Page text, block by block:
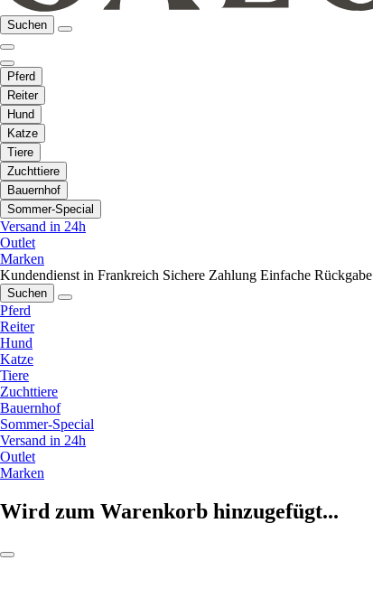
Suchen
Pferd
Reiter
Hund
Katze
Tiere
Zuchttiere
Bauernhof
Sommer-Special
Versand in 24h
Outlet
Marken
Kundendienst in Frankreich Sichere Zahlung Einfache Rückgabe
Suchen
Pferd
Reiter
Hund
Katze
Tiere
Zuchttiere
Bauernhof
Sommer-Special
Versand in 24h
Outlet
Marken
Wird zum Warenkorb hinzugefügt...